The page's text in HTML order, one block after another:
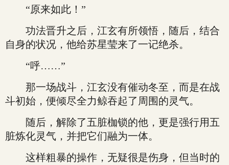
“原来如此！”
功法晋升之后，江玄有所领悟，随后，结合
自身的状况，他给苏星莹来了一记绝杀。
“呼……”
那一场战斗，江玄没有催动冬至，而是在战
斗初始，便倾尽全力鲸吞起了周围的灵气。
随后，解除了五脏枷锁的他，更是强行用五
脏炼化灵气，并把它们融为一体。
这样粗暴的操作，无疑很是伤身，但当时的